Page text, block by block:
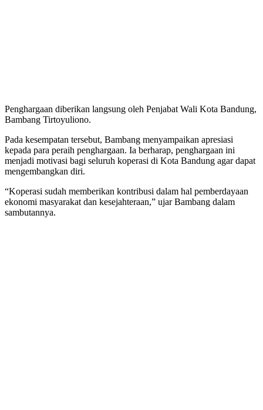
Penghargaan diberikan langsung oleh Penjabat Wali Kota Bandung,
Bambang Tirtoyuliono.
Pada kesempatan tersebut, Bambang menyampaikan apresiasi
kepada para peraih penghargaan. Ia berharap, penghargaan ini
menjadi motivasi bagi seluruh koperasi di Kota Bandung agar dapat
mengembangkan diri.
“Koperasi sudah memberikan kontribusi dalam hal pemberdayaan
ekonomi masyarakat dan kesejahteraan,” ujar Bambang dalam
sambutannya.